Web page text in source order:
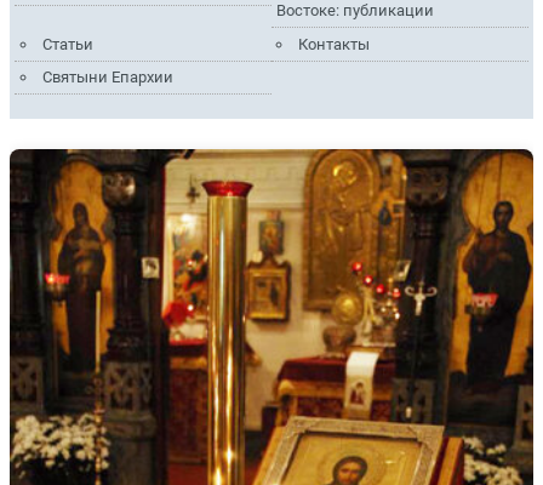
Востоке: публикации
Статьи
Контакты
Святыни Епархии